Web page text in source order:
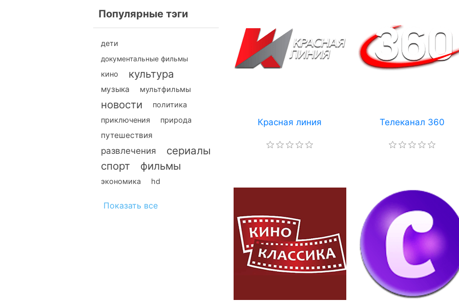
Популярные тэги
дети
документальные фильмы
кино культура
музыка мультфильмы
новости
политика
приключения
природа
путешествия
развлечения
сериалы
спорт
фильмы
экономика hd
Показать все
Красная линия Телеканал 360